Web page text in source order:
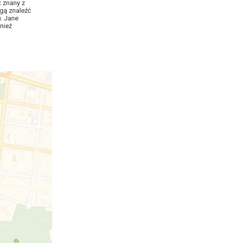
znany z
znaleźć
Jane